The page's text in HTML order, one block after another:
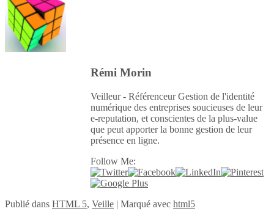
Rémi Morin
Veilleur - Référenceur Gestion de l'identité
numérique des entreprises soucieuses de leur
e-reputation, et conscientes de la plus-value
que peut apporter la bonne gestion de leur
présence en ligne.
Follow Me:
Publié dans HTML 5, Veille | Marqué avec html5